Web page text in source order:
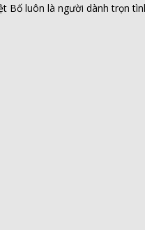
Bố luôn là người dành trọn